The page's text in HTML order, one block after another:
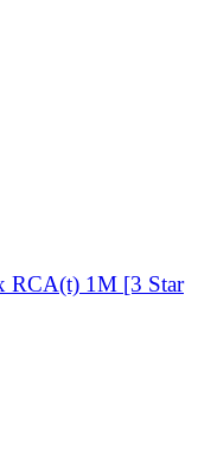
RCA(t) 1M [3 Star